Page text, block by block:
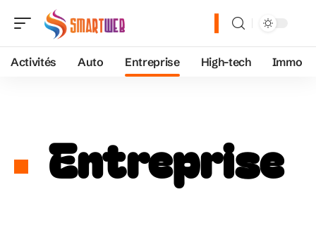
Activités Auto Entreprise High-tech Immo
Entreprise